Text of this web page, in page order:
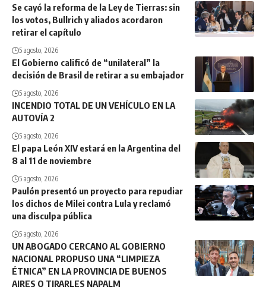
Se cayó la reforma de la Ley de Tierras: sin
los votos, Bullrich y aliados acordaron
retirar el capítulo
5 agosto, 2026
El Gobierno calificó de “unilateral” la
decisión de Brasil de retirar a su embajador
5 agosto, 2026
INCENDIO TOTAL DE UN VEHÍCULO EN LA
AUTOVÍA 2
5 agosto, 2026
El papa León XIV estará en la Argentina del
8 al 11 de noviembre
5 agosto, 2026
Paulón presentó un proyecto para repudiar
los dichos de Milei contra Lula y reclamó
una disculpa pública
5 agosto, 2026
UN ABOGADO CERCANO AL GOBIERNO
NACIONAL PROPUSO UNA “LIMPIEZA
ÉTNICA” EN LA PROVINCIA DE BUENOS
AIRES O TIRARLES NAPALM